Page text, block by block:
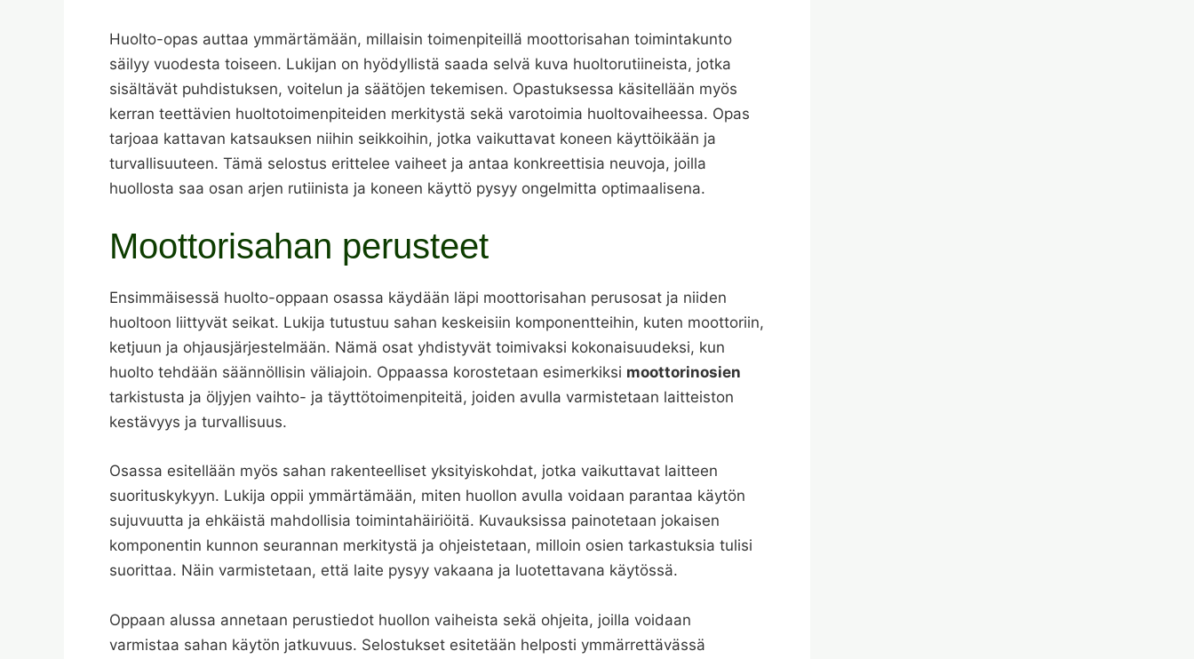
Huolto-opas auttaa ymmärtämään, millaisin toimenpiteillä moottorisahan toimintakunto
säilyy vuodesta toiseen. Lukijan on hyödyllistä saada selvä kuva huoltorutiineista, jotka
sisältävät puhdistuksen, voitelun ja säätöjen tekemisen. Opastuksessa käsitellään myös
kerran teettävien huoltotoimenpiteiden merkitystä sekä varotoimia huoltovaiheessa. Opas
tarjoaa kattavan katsauksen niihin seikkoihin, jotka vaikuttavat koneen käyttöikään ja
turvallisuuteen. Tämä selostus erittelee vaiheet ja antaa konkreettisia neuvoja, joilla
huollosta saa osan arjen rutiinista ja koneen käyttö pysyy ongelmitta optimaalisena.
Moottorisahan perusteet
Ensimmäisessä huolto-oppaan osassa käydään läpi moottorisahan perusosat ja niiden
huoltoon liittyvät seikat. Lukija tutustuu sahan keskeisiin komponentteihin, kuten moottoriin,
ketjuun ja ohjausjärjestelmään. Nämä osat yhdistyvät toimivaksi kokonaisuudeksi, kun
huolto tehdään säännöllisin väliajoin. Oppaassa korostetaan esimerkiksi moottorinosien
tarkistusta ja öljyjen vaihto- ja täyttötoimenpiteitä, joiden avulla varmistetaan laitteiston
kestävyys ja turvallisuus.
Osassa esitellään myös sahan rakenteelliset yksityiskohdat, jotka vaikuttavat laitteen
suorituskykyyn. Lukija oppii ymmärtämään, miten huollon avulla voidaan parantaa käytön
sujuvuutta ja ehkäistä mahdollisia toimintahäiriöitä. Kuvauksissa painotetaan jokaisen
komponentin kunnon seurannan merkitystä ja ohjeistetaan, milloin osien tarkastuksia tulisi
suorittaa. Näin varmistetaan, että laite pysyy vakaana ja luotettavana käytössä.
Oppaan alussa annetaan perustiedot huollon vaiheista sekä ohjeita, joilla voidaan
varmistaa sahan käytön jatkuvuus. Selostukset esitetään helposti ymmärrettävässä